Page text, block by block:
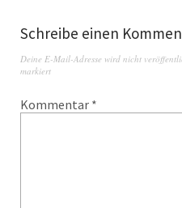
Schreibe einen
Deine E-Mail-Adresse wird nicht
markiert
Kommentar *